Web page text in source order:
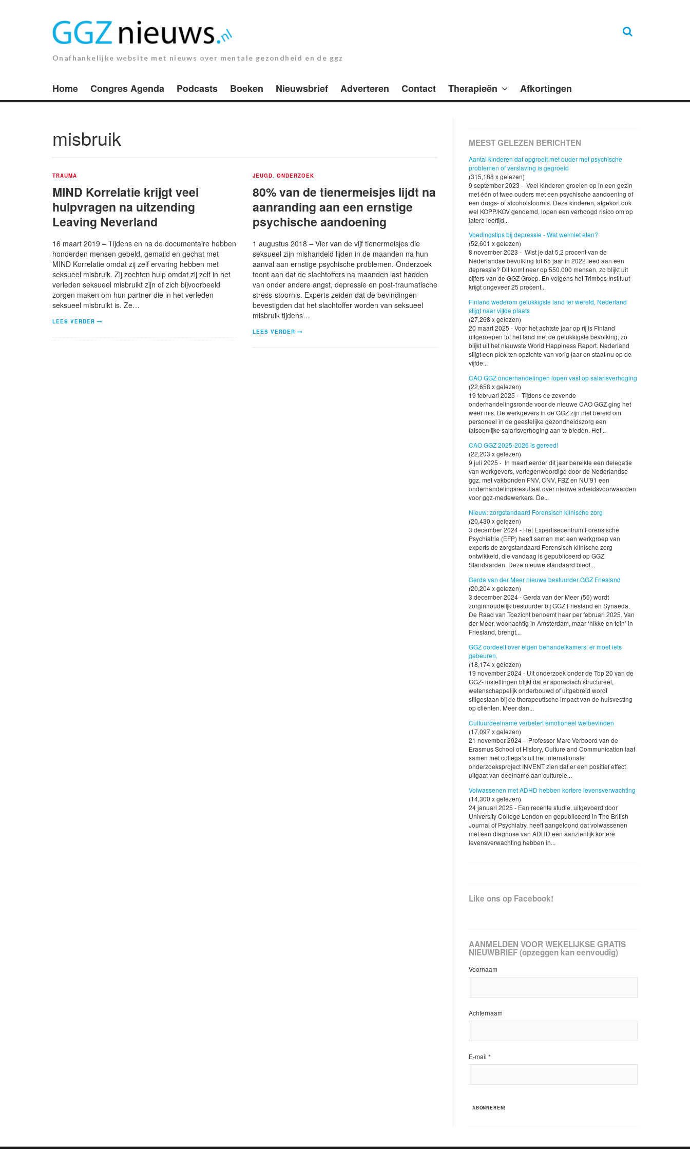
Onafhankelijke website met nieuws over mentale gezondheid en de ggz
Home Congres Agenda Podcasts Boeken Nieuwsbrief Adverteren Contact Therapieën Afkortingen
misbruik
TRAUMA
MIND Korrelatie krijgt veel
hulpvragen na uitzending
Leaving Neverland
16 maart 2019 – Tijdens en na de documentaire hebben
honderden mensen gebeld, gemaild en gechat met
MIND Korrelatie omdat zij zelf ervaring hebben met
seksueel misbruik. Zij zochten hulp omdat zij zelf in het
verleden seksueel misbruikt zijn of zich bijvoorbeeld
zorgen maken om hun partner die in het verleden
seksueel misbruikt is. Ze…
LEES VERDER
JEUGD ONDERZOEK
80% van de tienermeisjes lijdt na
aanranding aan een ernstige
psychische aandoening
1 augustus 2018 – Vier van de vijf tienermeisjes die
seksueel zijn mishandeld lijden in de maanden na hun
aanval aan ernstige psychische problemen. Onderzoek
toont aan dat de slachtoffers na maanden last hadden
van onder andere angst, depressie en post-traumatische
stress-stoornis. Experts zeiden dat de bevindingen
bevestigden dat het slachtoffer worden van seksueel
misbruik tijdens…
LEES VERDER
MEEST GELEZEN BERICHTEN
Aantal kinderen dat opgroeit met ouder met psychische
problemen of verslaving is gegroeid
(315,188 x gelezen)
9 september 2023 - Veel kinderen groeien op in een gezin
met één of twee ouders met een psychische aandoening of
een drugs- of alcoholstoornis. Deze kinderen, afgekort ook
wel KOPP/KOV genoemd, lopen een verhoogd risico om op
latere leeftijd...
Voedingstips bij depressie - Wat wel/niet eten?
(52,601 x gelezen)
8 november 2023 - Wist je dat 5,2 procent van de
Nederlandse bevolking tot 65 jaar in 2022 leed aan een
depressie? Dit komt neer op 550.000 mensen, zo blijkt uit
cijfers van de GGZ Groep. En volgens het Trimbos Instituut
krijgt ongeveer 25 procent...
Finland wederom gelukkigste land ter wereld, Nederland
stijgt naar vijfde plaats
(27,268 x gelezen)
20 maart 2025 - Voor het achtste jaar op rij is Finland
uitgeroepen tot het land met de gelukkigste bevolking, zo
blijkt uit het nieuwste World Happiness Report. Nederland
stijgt een plek ten opzichte van vorig jaar en staat nu op de
vijfde...
CAO GGZ onderhandelingen lopen vast op salarisverhoging
(22,658 x gelezen)
19 februari 2025 - Tijdens de zevende
onderhandelingsronde voor de nieuwe CAO GGZ ging het
weer mis. De werkgevers in de GGZ zijn niet bereid om
personeel in de geestelijke gezondheidszorg een
fatsoenlijke salarisverhoging aan te bieden. Het...
CAO GGZ 2025-2026 is gereed!
(22,203 x gelezen)
9 juli 2025 - In maart eerder dit jaar bereikte een delegatie
van werkgevers, vertegenwoordigd door de Nederlandse
ggz, met vakbonden FNV, CNV, FBZ en NU’91 een
onderhandelingsresultaat over nieuwe arbeidsvoorwaarden
voor ggz-medewerkers. De...
Nieuw: zorgstandaard Forensisch klinische zorg
(20,430 x gelezen)
3 december 2024 - Het Expertisecentrum Forensische
Psychiatrie (EFP) heeft samen met een werkgroep van
experts de zorgstandaard Forensisch klinische zorg
ontwikkeld, die vandaag is gepubliceerd op GGZ
Standaarden. Deze nieuwe standaard biedt...
Gerda van der Meer nieuwe bestuurder GGZ Friesland
(20,204 x gelezen)
3 december 2024 - Gerda van der Meer (56) wordt
zorginhoudelijk bestuurder bij GGZ Friesland en Synaeda.
De Raad van Toezicht benoemt haar per februari 2025. Van
der Meer, woonachtig in Amsterdam, maar ‘hikke en tein’ in
Friesland, brengt...
GGZ oordeelt over eigen behandelkamers: er moet iets
gebeuren.
(18,174 x gelezen)
19 november 2024 - Uit onderzoek onder de Top 20 van de
GGZ- instellingen blijkt dat er sporadisch structureel,
wetenschappelijk onderbouwd of uitgebreid wordt
stilgestaan bij de therapeutische impact van de huisvesting
op cliënten. Meer dan...
Cultuurdeelname verbetert emotioneel welbevinden
(17,097 x gelezen)
21 november 2024 - Professor Marc Verboord van de
Erasmus School of History, Culture and Communication laat
samen met collega’s uit het internationale
onderzoeksproject INVENT zien dat er een positief effect
uitgaat van deelname aan culturele...
Volwassenen met ADHD hebben kortere levensverwachting
(14,300 x gelezen)
24 januari 2025 - Een recente studie, uitgevoerd door
University College London en gepubliceerd in The British
Journal of Psychiatry, heeft aangetoond dat volwassenen
met een diagnose van ADHD een aanzienlijk kortere
levensverwachting hebben in...
Like ons op Facebook!
AANMELDEN VOOR WEKELIJKSE GRATIS
NIEUWBRIEF (opzeggen kan eenvoudig)
Voornaam
Achternaam
E-mail *